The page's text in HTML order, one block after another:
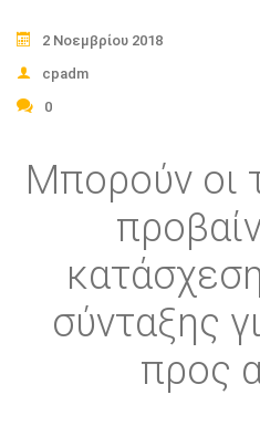
2 Νοεμβρίου 2018
cpadm
0
Μπορούν οι
σύνταξης
προς